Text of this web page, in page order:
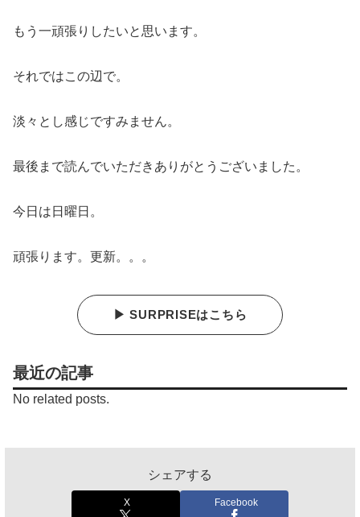
もう一頑張りしたいと思います。
それではこの辺で。
淡々とし感じですみません。
最後まで読んでいただきありがとうございました。
今日は日曜日。
頑張ります。更新。。。
▶ SURPRISEはこちら
最近の記事
No related posts.
シェアする
X Facebook